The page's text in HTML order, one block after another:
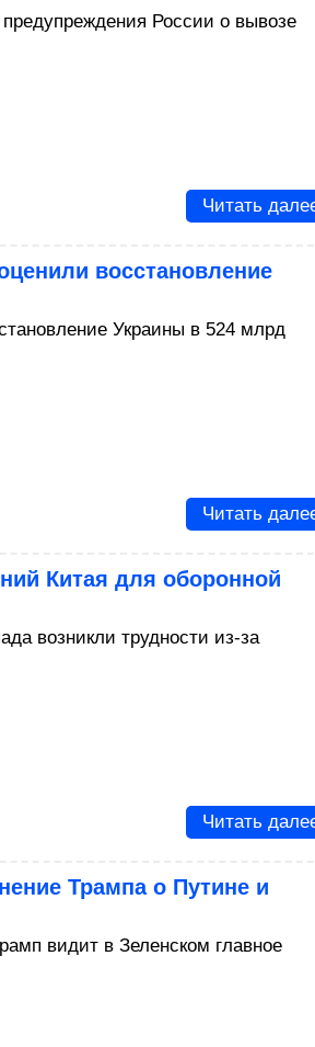
России о вывозе
Читать
восстановление
Украины в 524 млрд
Читать
Китая для оборонной
возникли трудности из-за
Читать
Трампа о Путине и
видит в Зеленском главное